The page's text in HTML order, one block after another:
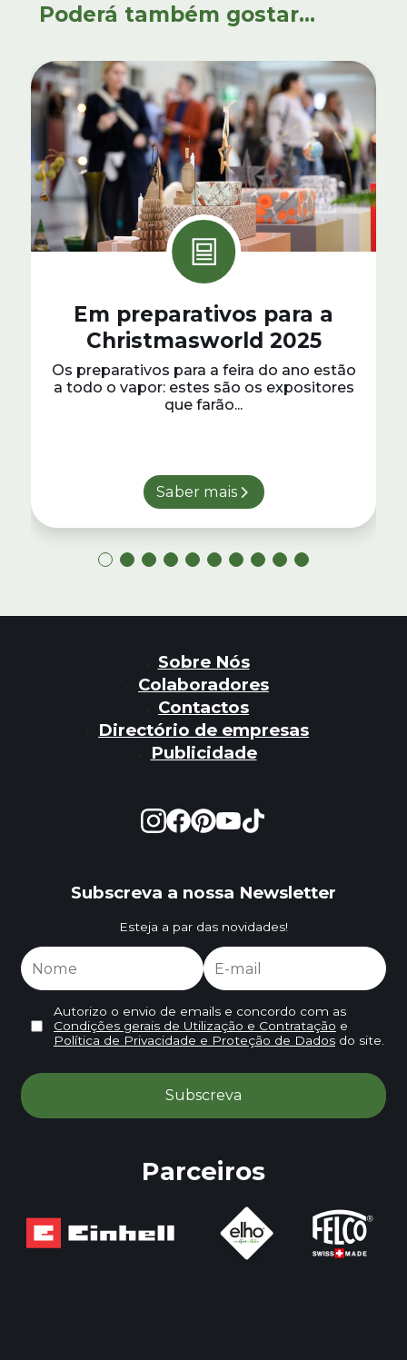
Poderá também gostar...
Em preparativos para a
Christmasworld 2025
Os preparativos para a feira do ano estão
a todo o vapor: estes são os expositores
que farão...
Saber mais
Sobre Nós
Colaboradores
Contactos
Directório de empresas
Publicidade
Subscreva a nossa Newsletter
Esteja a par das novidades!
Autorizo o envio de emails e concordo com as
Condições gerais de Utilização e Contratação e
Política de Privacidade e Proteção de Dadosdo site.
Parceiros